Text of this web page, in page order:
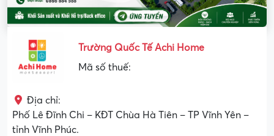
Trường Quốc Tế Achi Home
Mã số thuế:
Địa chỉ:
Phố Lê Đĩnh Chi – KĐT Chùa Hà Tiên – TP Vĩnh Yên –
tỉnh Vĩnh Phúc.